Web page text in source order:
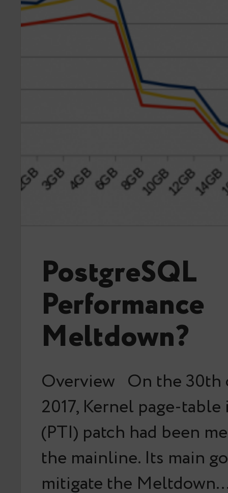
PostgreSQL
Performance
Meltdown?
Overview On the 30th
2017, Kernel page-
(PTI) patch had been
the mainline. Its main
mitigate the